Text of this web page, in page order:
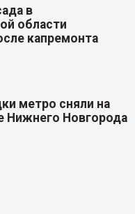
в
области
капремонта
метро сняли на
Нижнего Новгорода